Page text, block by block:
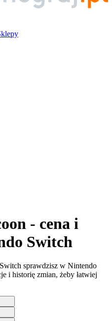
- cena i
Switch
sprawdzisz w Nintendo
i historię zmian, żeby łatwiej